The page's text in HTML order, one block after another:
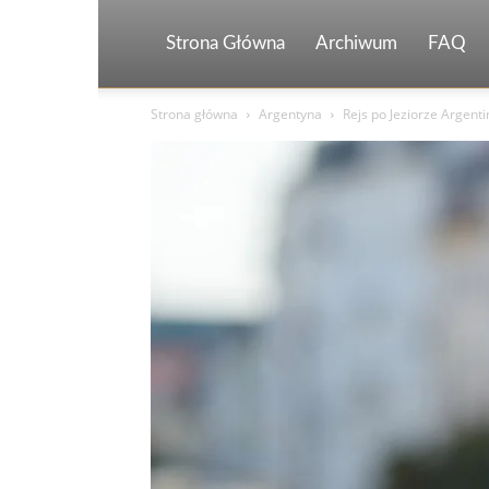
Strona Główna Archiwum FAQ
Strona główna Argentyna Rejs po Jeziorze